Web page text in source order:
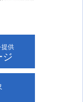
提供
ジ